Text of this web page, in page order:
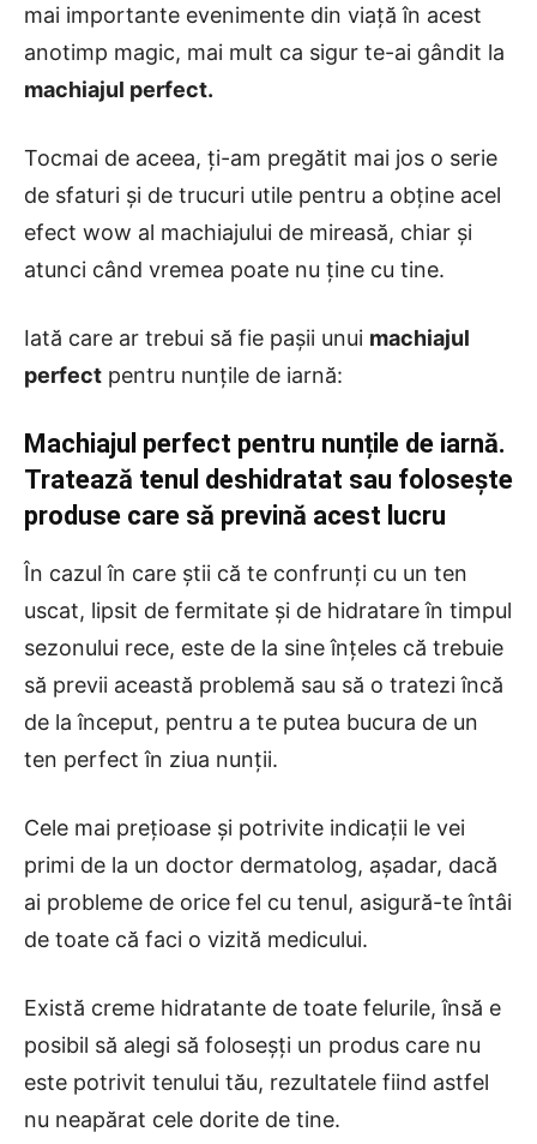
mai importante evenimente din viață în acest
anotimp magic, mai mult ca sigur te-ai gândit la
machiajul perfect.
Tocmai de aceea, ți-am pregătit mai jos o serie
de sfaturi și de trucuri utile pentru a obține acel
efect wow al machiajului de mireasă, chiar și
atunci când vremea poate nu ține cu tine.
Iată care ar trebui să fie pașii unui machiajul
perfect pentru nunțile de iarnă:
Machiajul perfect pentru nunțile de iarnă.
Tratează tenul deshidratat sau folosește
produse care să prevină acest lucru
În cazul în care știi că te confrunți cu un ten
uscat, lipsit de fermitate și de hidratare în timpul
sezonului rece, este de la sine înțeles că trebuie
să previi această problemă sau să o tratezi încă
de la început, pentru a te putea bucura de un
ten perfect în ziua nunții.
Cele mai prețioase și potrivite indicații le vei
primi de la un doctor dermatolog, așadar, dacă
ai probleme de orice fel cu tenul, asigură-te întâi
de toate că faci o vizită medicului.
Există creme hidratante de toate felurile, însă e
posibil să alegi să foloseșți un produs care nu
este potrivit tenului tău, rezultatele fiind astfel
nu neapărat cele dorite de tine.